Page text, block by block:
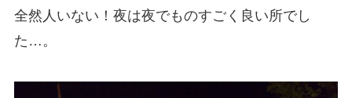
全然人いない！夜は夜でものすごく良い所でし
た…。